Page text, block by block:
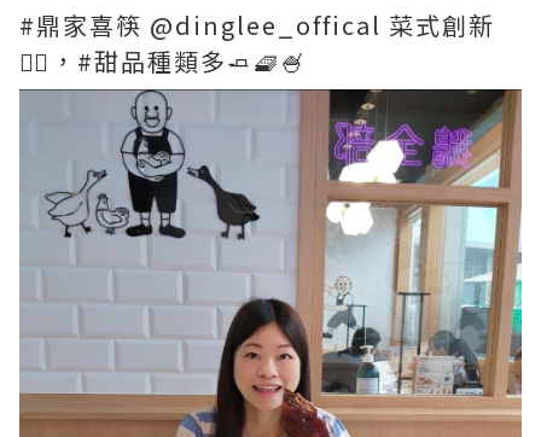
#鼎家喜筷 @dinglee_offical 菜式創新
👍🏻，#甜品種類多🧈🧇🍧